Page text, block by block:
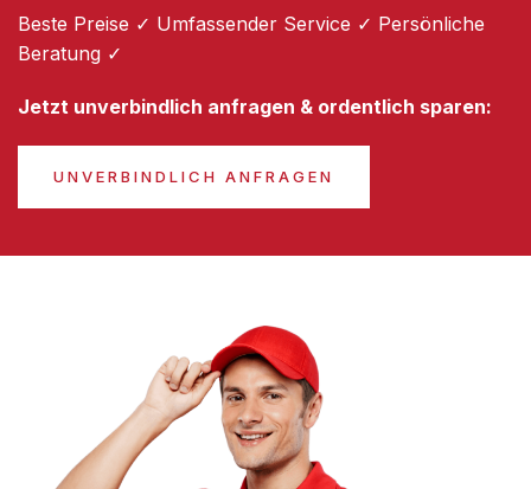
Beste Preise ✓ Umfassender Service ✓ Persönliche
Beratung ✓
Jetzt unverbindlich anfragen & ordentlich sparen:
UNVERBINDLICH ANFRAGEN